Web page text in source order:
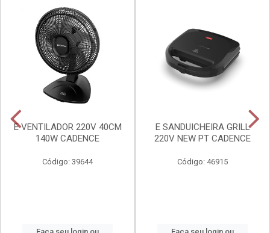
E VENTILADOR 220V 40CM
140W CADENCE
Código: 39644
E SANDUICHEIRA GRILL
220V NEW PT CADENCE
Código: 46915